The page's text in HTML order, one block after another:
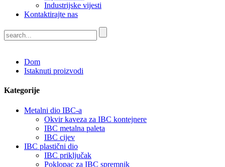
Industrijske vijesti
Kontaktirajte nas
Dom
Istaknuti proizvodi
Kategorije
Metalni dio IBC-a
Okvir kaveza za IBC kontejnere
IBC metalna paleta
IBC cijev
IBC plastični dio
IBC priključak
Poklopac za IBC spremnik